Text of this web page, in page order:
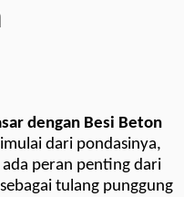
dengan Besi Beton
dari pondasinya,
peran penting dari
tulang punggung